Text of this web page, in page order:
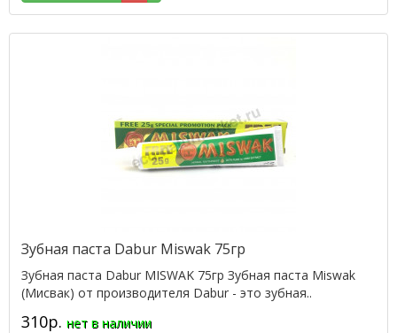
Зубная паста Dabur Miswak 75гр
Зубная паста Dabur MISWAK 75гр Зубная паста Miswak
(Мисвак) от производителя Dabur - это зубная..
310р. нет в наличии